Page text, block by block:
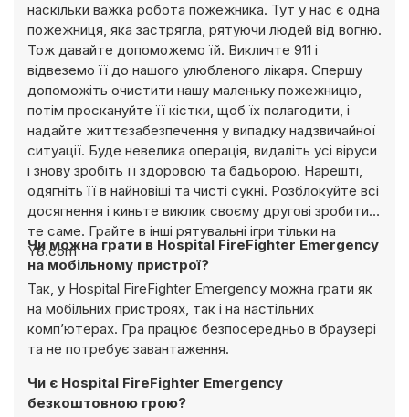
наскільки важка робота пожежника. Тут у нас є одна
пожежниця, яка застрягла, рятуючи людей від вогню.
Тож давайте допоможемо їй. Викличте 911 і
відвеземо її до нашого улюбленого лікаря. Спершу
допоможіть очистити нашу маленьку пожежницю,
потім проскануйте її кістки, щоб їх полагодити, і
надайте життєзабезпечення у випадку надзвичайної
ситуації. Буде невелика операція, видаліть усі віруси
і знову зробіть її здоровою та бадьорою. Нарешті,
одягніть її в найновіші та чисті сукні. Розблокуйте всі
досягнення і киньте виклик своєму другові зробити
те саме. Грайте в інші рятувальні ігри тільки на
Y8.com
Чи можна грати в Hospital FireFighter Emergency
на мобільному пристрої?
Так, у Hospital FireFighter Emergency можна грати як
на мобільних пристроях, так і на настільних
комп’ютерах. Гра працює безпосередньо в браузері
та не потребує завантаження.
Чи є Hospital FireFighter Emergency
безкоштовною грою?